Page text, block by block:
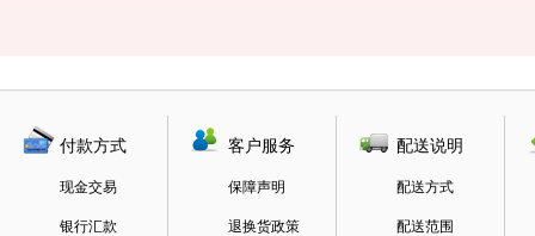
付款方式
现金交易
银行汇款
客户服务
保障声明
退换货政策
配送说明
配送方式
配送范围